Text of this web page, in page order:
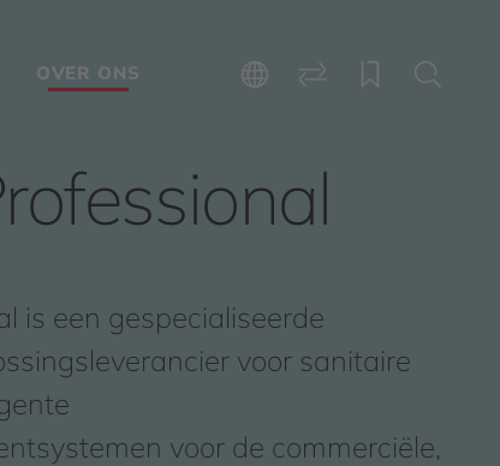
OVER ONS
is een gespecialiseerde
voor sanitaire
voor de commerciële,